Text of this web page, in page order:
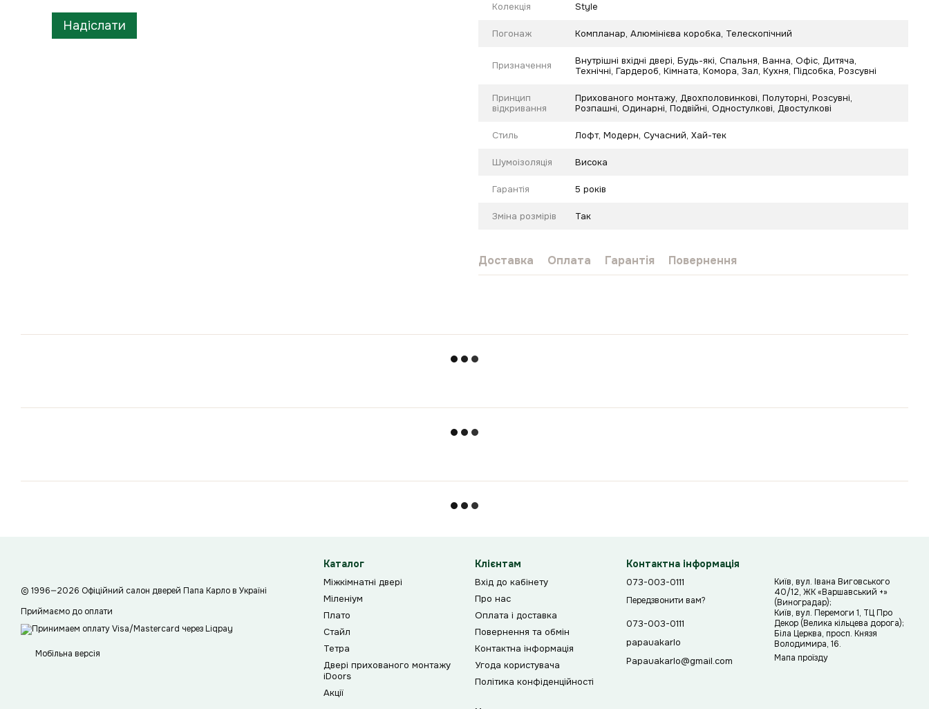
Надіслати
Колекція Style
Погонаж Компланар, Алюмінієва коробка, Телескопічний
Призначення
Внутрішні вхідні двері, Будь-які, Спальня, Ванна, Офіс, Дитяча,
Технічні, Гардероб, Кімната, Комора, Зал, Кухня, Підсобка, Розсувні
Принцип
відкривання
Прихованого монтажу, Двохполовинкові, Полуторні, Розсувні,
Розпашні, Одинарні, Подвійні, Одностулкові, Двостулкові
Стиль Лофт, Модерн, Сучасний, Хай-тек
Шумоізоляція Висока
Гарантія 5 років
Зміна розмірів Так
Доставка Оплата Гарантія Повернення
© 1996—2026 Офіційний салон дверей Папа Карло в Україні
Приймаємо до оплати
Мобільна версія
Каталог
Міжкімнатні двері
Міленіум
Плато
Стайл
Тетра
Двері прихованого монтажу
iDoors
Акції
Клієнтам
Вхід до кабінету
Про нас
Оплата і доставка
Повернення та обмін
Контактна інформація
Угода користувача
Політика конфіденційності
Контактна інформація
073-003-0111
Передзвонити вам?
073-003-0111
papauakarlo
Papauakarlo@gmail.com
Київ, вул. Івана Виговського
40/12, ЖК «Варшавський +»
(Виноградар);
Київ, вул. Перемоги 1, ТЦ Про
Декор (Велика кільцева дорога);
Біла Церква, просп. Князя
Володимира, 16.
Мапа проїзду